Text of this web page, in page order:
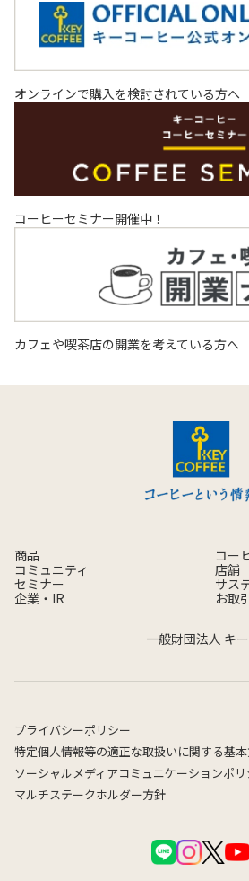
オンラインで購入を検討されている方へ
コーヒーセミナー開催中！
カフェや喫茶店の開業を考えている方へ
商品
コー
コミュニティ
店舗
セミナー
サス
企業・IR
お取
一般財団法人 キ
プライバシーポリシー
特定個人情報等の適正な取扱いに関する基
ソーシャルメディアコミュニケーションポリ
マルチステークホルダー方針